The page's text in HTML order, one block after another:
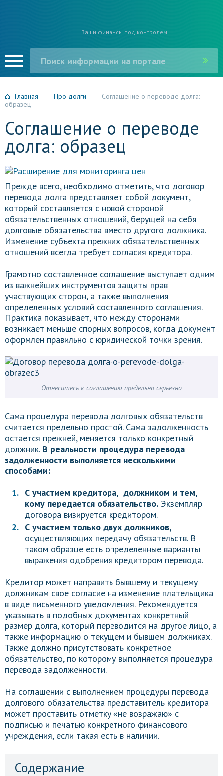
Ваши финансы под контролем
Главная Про долги
Соглашение о переводе долга:
образец
Соглашение о переводе
долга: образец
Прежде всего, необходимо отметить, что договор
перевода долга представляет собой документ,
который составляется с новой стороной
обязательственных отношений, берущей на себя
долговые обязательства вместо другого должника.
Изменение субъекта прежних обязательственных
отношений всегда требует согласия кредитора.
Грамотно составленное соглашение выступает одним
из важнейших инструментов защиты прав
участвующих сторон, а также выполнения
определенных условий составленного соглашения.
Практика показывает, что между сторонами
возникает меньше спорных вопросов, когда документ
оформлен правильно с юридической точки зрения.
Отнеситесь к соглашению предельно серьезно
Сама процедура перевода долговых обязательств
считается предельно простой. Сама задолженность
остается прежней, меняется только конкретный
должник. В реальности процедура перевода
задолженности выполняется несколькими
способами:
С участием кредитора, должником и тем,
кому передается обязательство. Экземпляр
договора визируется кредитором.
С участием только двух должников,
осуществляющих передачу обязательств. В
таком образце есть определенные варианты
выражения одобрения кредитором перевода.
Кредитор может направить бывшему и текущему
должникам свое согласие на изменение плательщика
в виде письменного уведомления. Рекомендуется
указывать в подобных документах конкретный
размер долга, который переводится на другое лицо, а
также информацию о текущем и бывшем должниках.
Также должно присутствовать конкретное
обязательство, по которому выполняется процедура
перевода задолженности.
На соглашении с выполнением процедуры перевода
долгового обязательства представитель кредитора
может проставить отметку «не возражаю» с
подписью и печатью конкретного финансового
учреждения, если такая есть в наличии.
Содержание